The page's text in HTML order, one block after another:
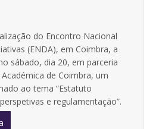
do Encontro Nacional
(ENDA), em Coimbra, a
sábado, dia 20, em parceria
de Coimbra, um
ao tema “Estatuto
e regulamentação”.